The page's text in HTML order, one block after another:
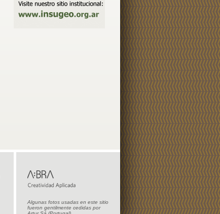
Algunas fotos usadas en este sitio
fueron gentilmente cedidas por